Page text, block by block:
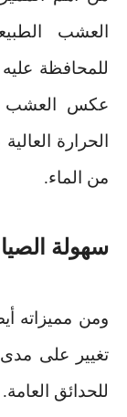
العشب
للمحافظة
عكس العشب
الحرارة
من الماء.
سهولة
ومن مميزاته
تغيير على
للحدائق العامة.